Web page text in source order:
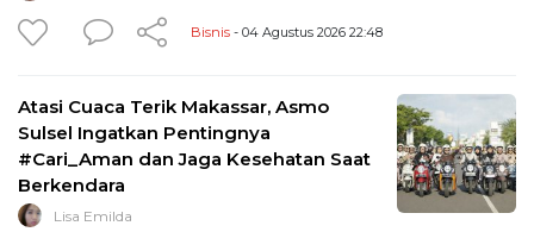
Bisnis - 04 Agustus 2026 22:48
Atasi Cuaca Terik Makassar, Asmo
Sulsel Ingatkan Pentingnya
#Cari_Aman dan Jaga Kesehatan Saat
Berkendara
Lisa Emilda